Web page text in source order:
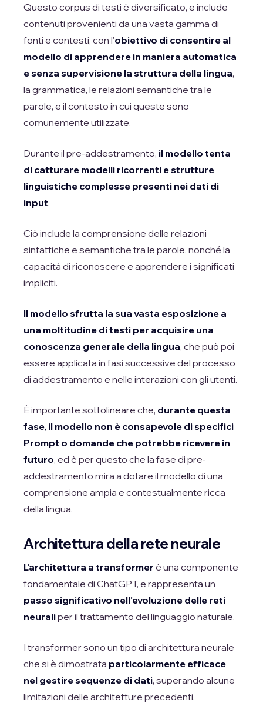
Questo corpus di testi è diversificato, e include
contenuti provenienti da una vasta gamma di
fonti e contesti, con l'obiettivo di consentire al
modello di apprendere in maniera automatica
e senza supervisione la struttura della lingua,
la grammatica, le relazioni semantiche tra le
parole, e il contesto in cui queste sono
comunemente utilizzate.
Durante il pre-addestramento, il modello tenta
di catturare modelli ricorrenti e strutture
linguistiche complesse presenti nei dati di
input.
Ciò include la comprensione delle relazioni
sintattiche e semantiche tra le parole, nonché la
capacità di riconoscere e apprendere i significati
impliciti.
Il modello sfrutta la sua vasta esposizione a
una moltitudine di testi per acquisire una
conoscenza generale della lingua, che può poi
essere applicata in fasi successive del processo
di addestramento e nelle interazioni con gli utenti.
È importante sottolineare che, durante questa
fase, il modello non è consapevole di specifici
Prompt o domande che potrebbe ricevere in
futuro, ed è per questo che la fase di pre-
addestramento mira a dotare il modello di una
comprensione ampia e contestualmente ricca
della lingua.
Architettura della rete neurale
L'architettura a transformer è una componente
fondamentale di ChatGPT, e rappresenta un
passo significativo nell'evoluzione delle reti
neuraliper il trattamento del linguaggio naturale.
I transformer sono un tipo di architettura neurale
che si è dimostrata particolarmente efficace
nel gestire sequenze di dati, superando alcune
limitazioni delle architetture precedenti.